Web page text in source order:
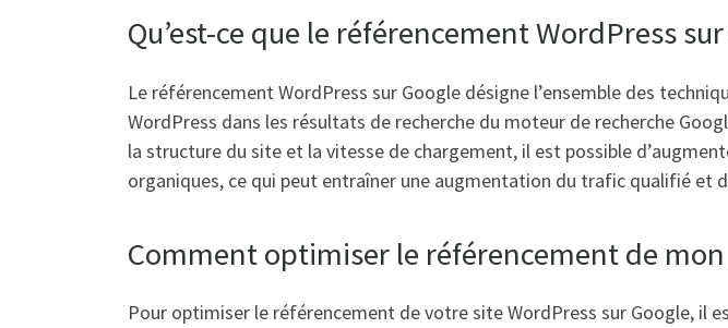
Qu’est-ce que le référencement WordPress
Le référencement WordPress sur Google désigne l’ensemble des
WordPress dans les résultats de recherche du moteur de recherche
la structure du site et la vitesse de chargement, il est possible
organiques, ce qui peut entraîner une augmentation du trafic qualifié et
Comment optimiser le référencement de mon
Pour optimiser le référencement de votre site WordPress sur Google, il